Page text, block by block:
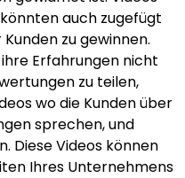
auch zugefügt
zu gewinnen.
Erfahrungen nicht
zu teilen,
wo die Kunden über
sprechen, und
Diese Videos können
Ihres Unternehmens